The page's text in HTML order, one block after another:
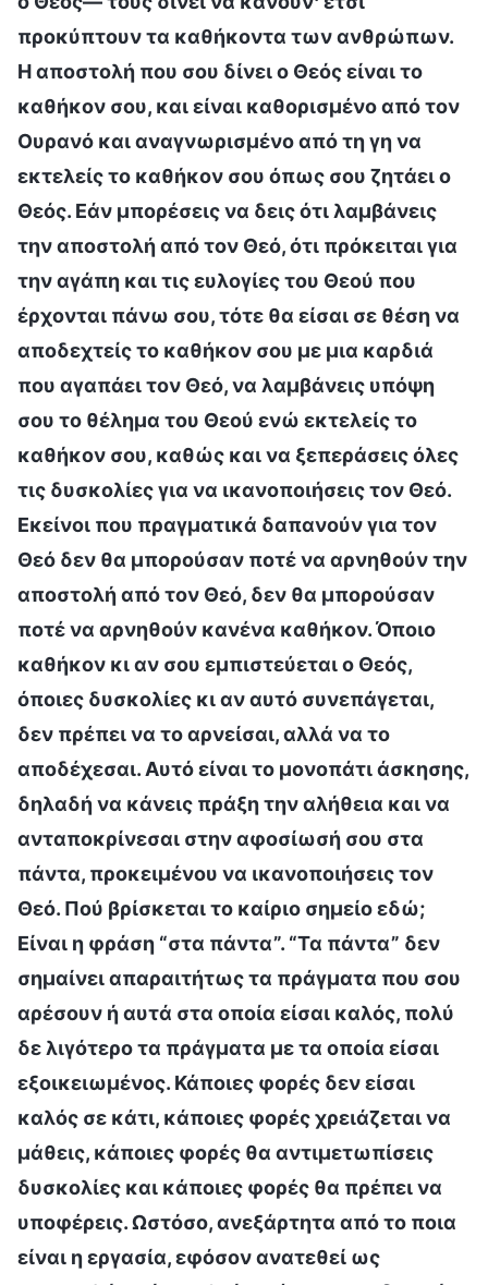
προκύπτουν τα καθήκοντα των ανθρώπων.
Η αποστολή που σου δίνει ο Θεός είναι το
καθήκον σου, και είναι καθορισμένο από τον
Ουρανό και αναγνωρισμένο από τη γη να
εκτελείς το καθήκον σου όπως σου ζητάει ο
Θεός. Εάν μπορέσεις να δεις ότι λαμβάνεις
την αποστολή από τον Θεό, ότι πρόκειται για
την αγάπη και τις ευλογίες του Θεού που
έρχονται πάνω σου, τότε θα είσαι σε θέση να
αποδεχτείς το καθήκον σου με μια καρδιά
που αγαπάει τον Θεό, να λαμβάνεις υπόψη
σου το θέλημα του Θεού ενώ εκτελείς το
καθήκον σου, καθώς και να ξεπεράσεις όλες
τις δυσκολίες για να ικανοποιήσεις τον Θεό.
Εκείνοι που πραγματικά δαπανούν για τον
Θεό δεν θα μπορούσαν ποτέ να αρνηθούν την
αποστολή από τον Θεό, δεν θα μπορούσαν
ποτέ να αρνηθούν κανένα καθήκον. Όποιο
καθήκον κι αν σου εμπιστεύεται ο Θεός,
όποιες δυσκολίες κι αν αυτό συνεπάγεται,
δεν πρέπει να το αρνείσαι, αλλά να το
αποδέχεσαι. Αυτό είναι το μονοπάτι άσκησης,
δηλαδή να κάνεις πράξη την αλήθεια και να
ανταποκρίνεσαι στην αφοσίωσή σου στα
πάντα, προκειμένου να ικανοποιήσεις τον
Θεό. Πού βρίσκεται το καίριο σημείο εδώ;
Είναι η φράση “στα πάντα”. “Τα πάντα” δεν
σημαίνει απαραιτήτως τα πράγματα που σου
αρέσουν ή αυτά στα οποία είσαι καλός, πολύ
δε λιγότερο τα πράγματα με τα οποία είσαι
εξοικειωμένος. Κάποιες φορές δεν είσαι
καλός σε κάτι, κάποιες φορές χρειάζεται να
μάθεις, κάποιες φορές θα αντιμετωπίσεις
δυσκολίες και κάποιες φορές θα πρέπει να
υποφέρεις. Ωστόσο, ανεξάρτητα από το ποια
είναι η εργασία, εφόσον ανατεθεί ως